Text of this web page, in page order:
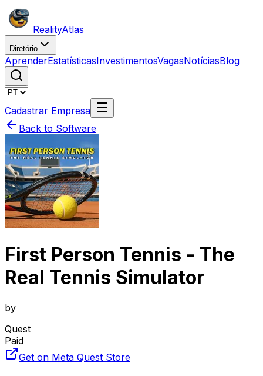
RealityAtlas
Diretório
AprenderEstatísticasInvestimentosVagasNotíciasBlog
Cadastrar Empresa
Back to Software
First Person Tennis - The
Real Tennis Simulator
by
Quest
Paid
Get on Meta Quest Store